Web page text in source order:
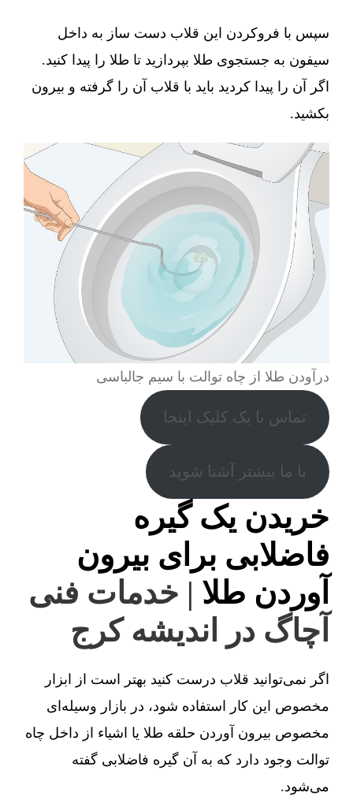
سپس با فروکردن این قلاب دست ساز به داخل
سیفون به جستجوی طلا بپردازید تا طلا را پیدا کنید.
اگر آن را پیدا کردید باید با قلاب آن را گرفته و بیرون
بکشید.
درآودن طلا از چاه توالت با سیم جالباسی
تماس با یک کلیک اینجا
با ما بیشتر آشنا شوید
خریدن یک گیره
فاضلابی برای بیرون
آوردن طلا | خدمات فنی
آچاگ در اندیشه کرج
اگر نمی‌توانید قلاب درست کنید بهتر است از ابزار
مخصوص این کار استفاده شود، در بازار وسیله‌ای
مخصوص بیرون آوردن حلقه طلا یا اشیاء از داخل چاه
توالت وجود دارد که به آن گیره فاضلابی گفته
می‌شود.